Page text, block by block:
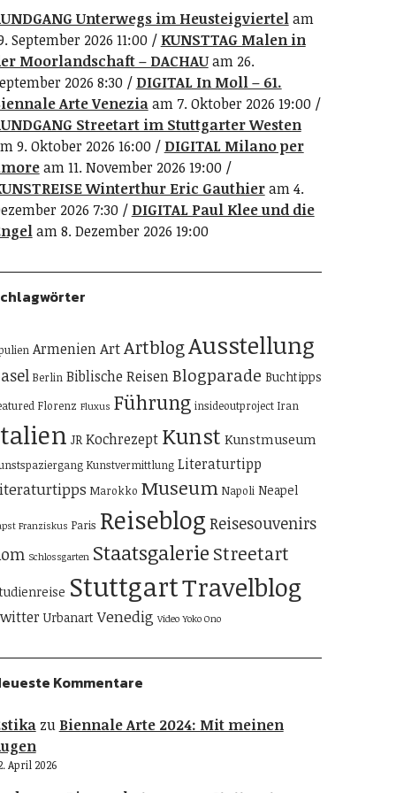
Unterwegs im Heusteigviertelam
September 2026 11:00
KUNSTTAG Malen in
Moorlandschaft – DACHAUam 26.
2026 8:30
DIGITAL In Moll – 61.
Arte Veneziaam 7. Oktober 2026 19:00
Streetart im Stuttgarter Westen
9. Oktober 2026 16:00
DIGITAL Milano per
am 11. November 2026 19:00
Winterthur Eric Gauthieram 4.
2026 7:30
DIGITAL Paul Klee und die
am 8. Dezember 2026 19:00
ArmenienArtArtblogAusstellung
Berlin Biblische ReisenBlogparade Buchtipps
Florenz Fluxus Führung insideoutproject Iran
JR Kochrezept Kunst Kunstmuseum
Kunstvermittlung Literaturtipp
Marokko Museum Napoli Neapel
Franziskus Paris Reiseblog Reisesouvenirs
Schlossgarten Staatsgalerie Streetart
StuttgartTravelblog
Urbanart Venedig Video Yoko Ono
Kommentare
zu Biennale Arte 2024: Mit meinen
April 2026